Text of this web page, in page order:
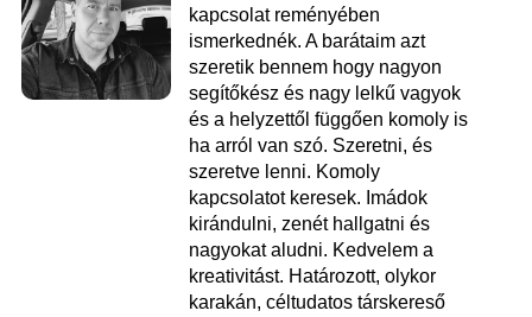
kapcsolat reményében
ismerkednék. A barátaim azt
szeretik bennem hogy nagyon
segítőkész és nagy lelkű vagyok
és a helyzettől függően komoly is
ha arról van szó. Szeretni, és
szeretve lenni. Komoly
kapcsolatot keresek. Imádok
kirándulni, zenét hallgatni és
nagyokat aludni. Kedvelem a
kreativitást. Határozott, olykor
karakán, céltudatos társkereső